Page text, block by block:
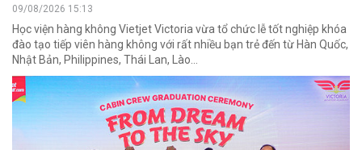
09/08/2026 15:13
Học viện hàng không Vietjet Victoria vừa tổ chức lễ tốt nghiệp khóa
đào tạo tiếp viên hàng không với rất nhiều bạn trẻ đến từ Hàn Quốc,
Nhật Bản, Philippines, Thái Lan, Lào…